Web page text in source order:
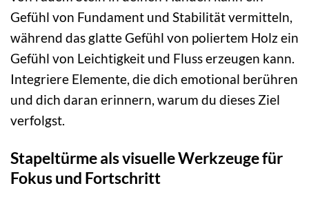
Gefühl von Fundament und Stabilität vermitteln,
während das glatte Gefühl von poliertem Holz ein
Gefühl von Leichtigkeit und Fluss erzeugen kann.
Integriere Elemente, die dich emotional berühren
und dich daran erinnern, warum du dieses Ziel
verfolgst.
Stapeltürme als visuelle Werkzeuge für
Fokus und Fortschritt